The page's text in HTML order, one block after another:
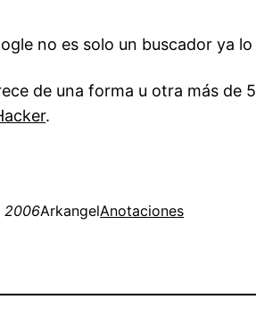
no es solo un buscador ya
de una forma u otra más de
.
2006ArkangelAnotaciones